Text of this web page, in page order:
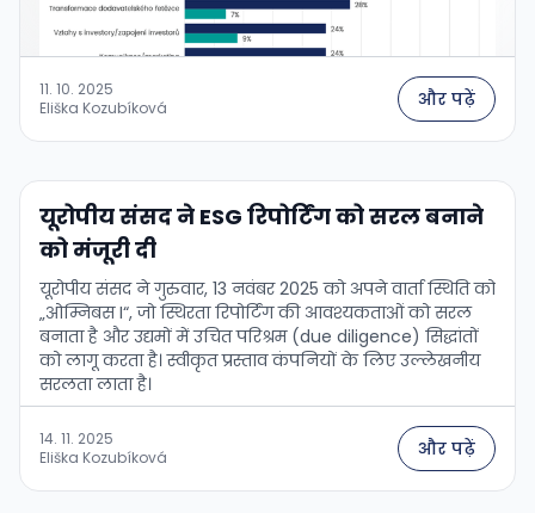
11. 10. 2025
Eliška Kozubíková
और पढ़ें
यूरोपीय संसद ने ESG रिपोर्टिंग को सरल बनाने
को मंजूरी दी
यूरोपीय संसद ने गुरुवार, 13 नवंबर 2025 को अपने वार्ता स्थिति को
„ओम्निबस I“, जो स्थिरता रिपोर्टिंग की आवश्यकताओं को सरल
बनाता है और उद्यमों में उचित परिश्रम (due diligence) सिद्धांतों
को लागू करता है। स्वीकृत प्रस्ताव कंपनियों के लिए उल्लेखनीय
सरलता लाता है।
14. 11. 2025
Eliška Kozubíková
और पढ़ें